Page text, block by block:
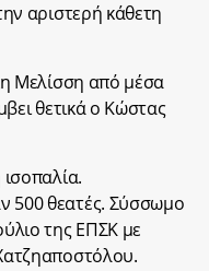
αριστερή κάθετη
Μελίσση από μέσα
θετικά ο Κώστας
500 θεατές. Σύσσωμο
της ΕΠΣΚ με